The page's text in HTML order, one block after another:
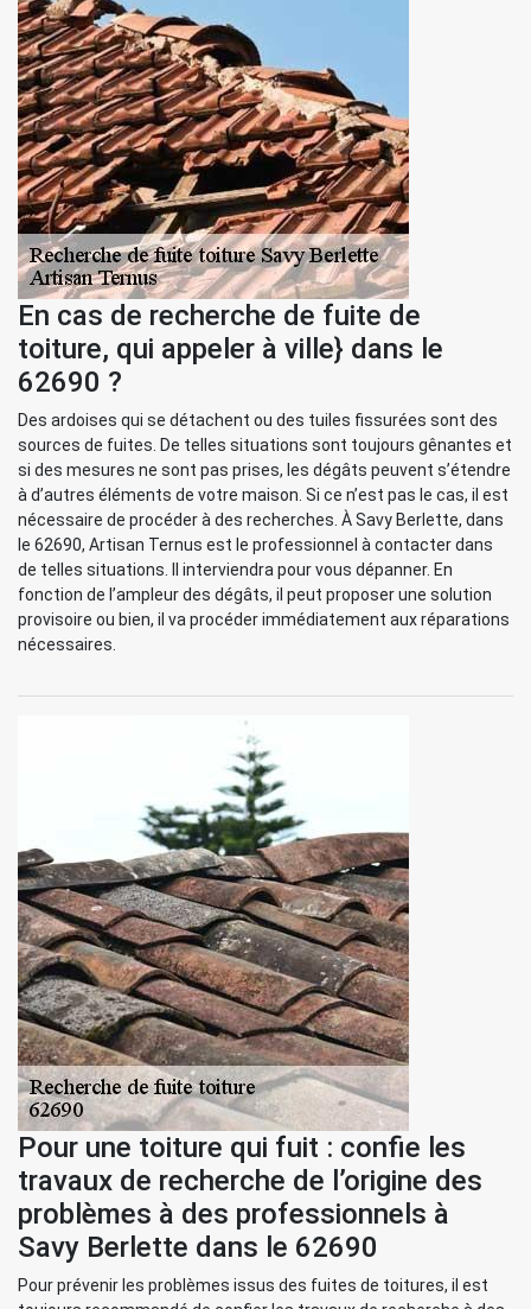
En cas de recherche de fuite de
toiture, qui appeler à ville} dans le
62690 ?
Des ardoises qui se détachent ou des tuiles fissurées sont des
sources de fuites. De telles situations sont toujours gênantes et
si des mesures ne sont pas prises, les dégâts peuvent s’étendre
à d’autres éléments de votre maison. Si ce n’est pas le cas, il est
nécessaire de procéder à des recherches. À Savy Berlette, dans
le 62690, Artisan Ternus est le professionnel à contacter dans
de telles situations. Il interviendra pour vous dépanner. En
fonction de l’ampleur des dégâts, il peut proposer une solution
provisoire ou bien, il va procéder immédiatement aux réparations
nécessaires.
Pour une toiture qui fuit : confie les
travaux de recherche de l’origine des
problèmes à des professionnels à
Savy Berlette dans le 62690
Pour prévenir les problèmes issus des fuites de toitures, il est